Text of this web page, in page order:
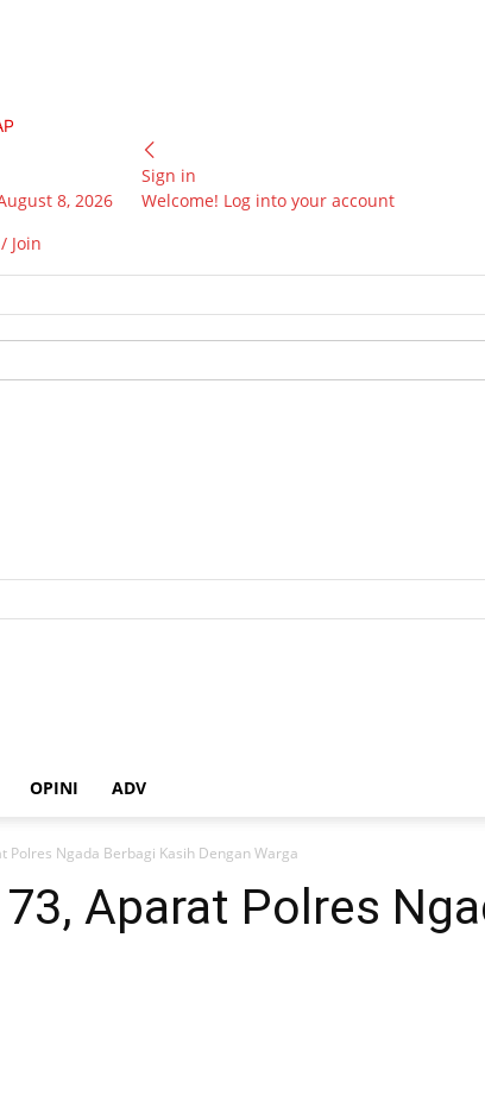
8, 2026
Join
Sign in
Welcome! Log into your account
OPINI ADV
Polres Ngada Berbagi Kasih Dengan Warga
Aparat Polres